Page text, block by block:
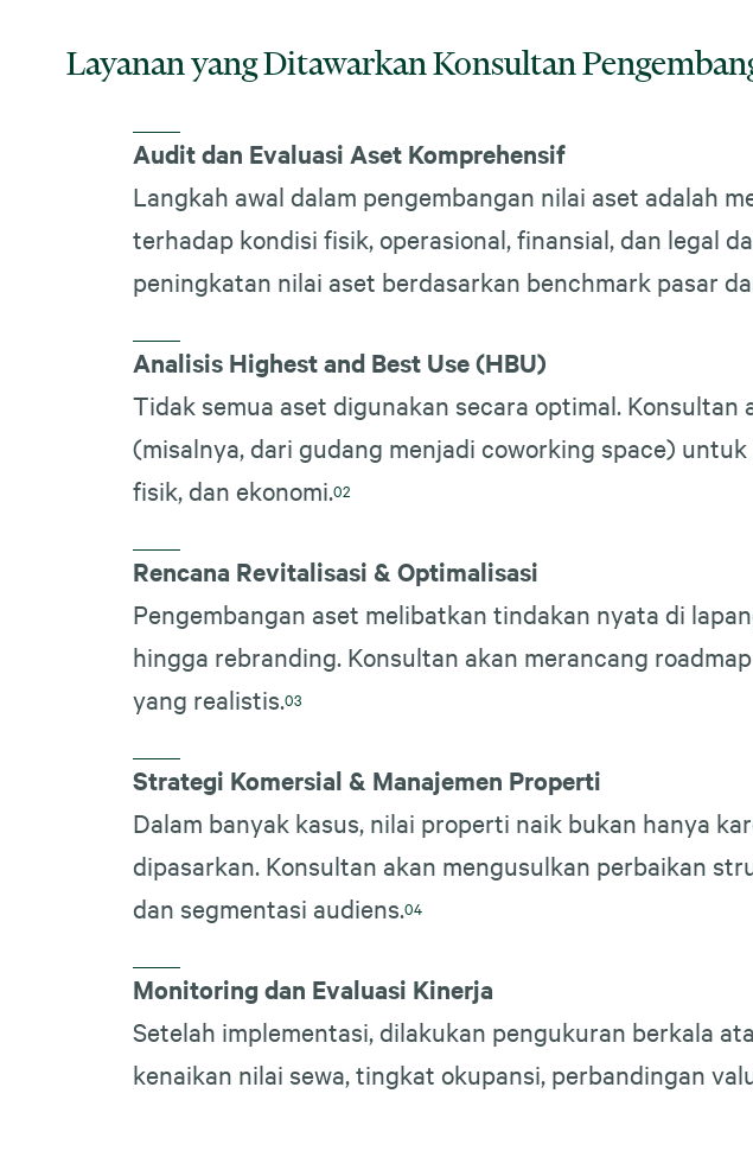
Layanan yang Ditawarkan Konsultan
Audit dan Evaluasi Aset Komprehensif
Langkah awal dalam pengembangan nilai aset adalah
terhadap kondisi fisik, operasional, finansial, dan legal
peningkatan nilai aset berdasarkan benchmark pasar
Analisis Highest and Best Use (HBU)
Tidak semua aset digunakan secara optimal.
(misalnya, dari gudang menjadi coworking space)
fisik, dan ekonomi.
Rencana Revitalisasi & Optimalisasi
Pengembangan aset melibatkan tindakan nyata di
hingga rebranding. Konsultan akan merancang
yang realistis.
Strategi Komersial & Manajemen Properti
Dalam banyak kasus, nilai properti naik bukan hanya
dipasarkan. Konsultan akan mengusulkan perbaikan
dan segmentasi audiens.
Monitoring dan Evaluasi Kinerja
Setelah implementasi, dilakukan pengukuran berkala
kenaikan nilai sewa, tingkat okupansi, perbandingan